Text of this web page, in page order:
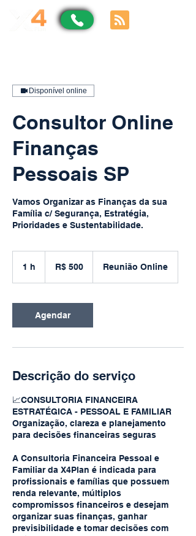
Disponível online
Consultor Online
Finanças
Pessoais SP
Vamos Organizar as Finanças da sua
Família c/ Segurança, Estratégia,
Prioridades e Sustentabilidade.
1 h
brasileiros
R$ 500 Reunião Online
Agendar
Descrição do serviço
📈CONSULTORIA FINANCEIRA
ESTRATÉGICA - PESSOAL E FAMILIAR
Organização, clareza e planejamento
para decisões financeiras seguras
A Consultoria Financeira Pessoal e
Familiar da X4Plan é indicada para
profissionais e famílias que possuem
renda relevante, múltiplos
compromissos financeiros e desejam
organizar suas finanças, ganhar
previsibilidade e tomar decisões com